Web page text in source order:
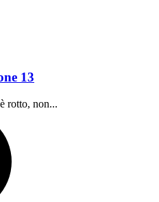
13
rotto, non...